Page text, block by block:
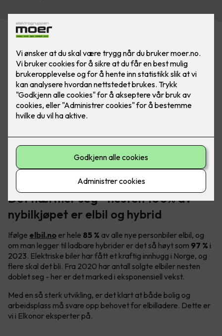
I Norge er det et stort, og voksende behov for tilgjengelige
elbilladere - både i borettslaget og på arbeidsplassen.
Foto: Marthe Thu (for Zaptec)
Det nærmer seg - nesten 100% av
nybilkjøpet er elbil og hybrid
Ifølge elbil.no er hele 85 % av alle nye personbiler elbil, og
om man legger til ladbare hybrider er det så høyt som 97 % i
2023. Elektriske biler har fått et kraftig innhugg i Norge, og
flere skal det bli. Fra 2020 har antall solgte elbiler nesten
doblet seg - her er det marked i eksponensiell vekst.
Med en så sterk utvikling, er det klart at både bolig og
arbeidsplass må svare opp behovet for elbilladere. Dette er
vi i Elkonor eksperter på.